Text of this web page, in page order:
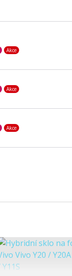
Akce
Akce
Akce